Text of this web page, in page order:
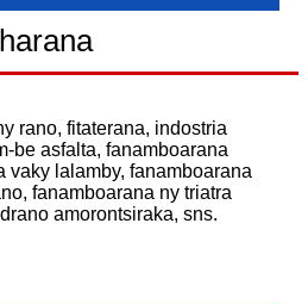
rano, fitaterana, indostria
be asfalta, fanamboarana
vaky lalamby, fanamboarana
fanamboarana ny triatra
amorontsiraka, sns.